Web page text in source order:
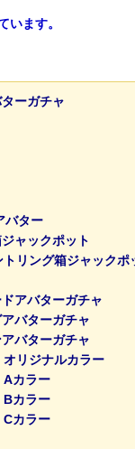
います。
ーガチャ
バター
ャックポット
リング箱ジャックポ
アバターガチャ
バターガチャ
バターガチャ
オリジナルカラー
Aカラー
Bカラー
Cカラー